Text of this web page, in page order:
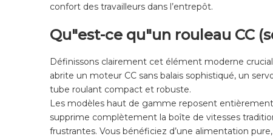
confort des travailleurs dans l’entrepôt.
Qu"est-ce qu"un rouleau CC
Définissons clairement cet élément moderne
abrite un moteur CC sans balais sophistiqué, un
tube roulant compact et robuste.
Les modèles haut de gamme reposent
supprime complètement la boîte de vitesses
frustrantes. Vous bénéficiez d’une alimentation